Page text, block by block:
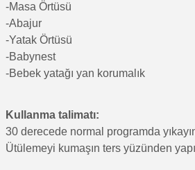
-Masa Örtüsü
-Abajur
-Yatak Örtüsü
-Babynest
-Bebek yatağı yan korumalık
Kullanma talimatı:
30 derecede normal programda
Ütülemeyi kumaşın ters yüzünden